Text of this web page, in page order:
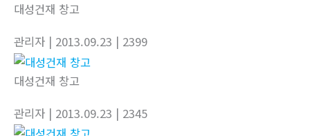
대성건재 창고
관리자 | 2013.09.23 | 2399
대성건재 창고
관리자 | 2013.09.23 | 2345